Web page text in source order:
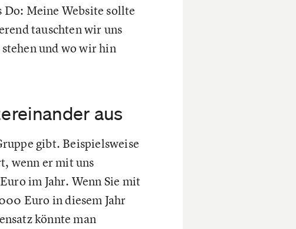
Meine Website sollte
tauschten wir uns
und wo wir hin
aus
gibt. Beispielsweise
wenn er mit uns
im Jahr. Wenn Sie mit
Euro in diesem Jahr
könnte man